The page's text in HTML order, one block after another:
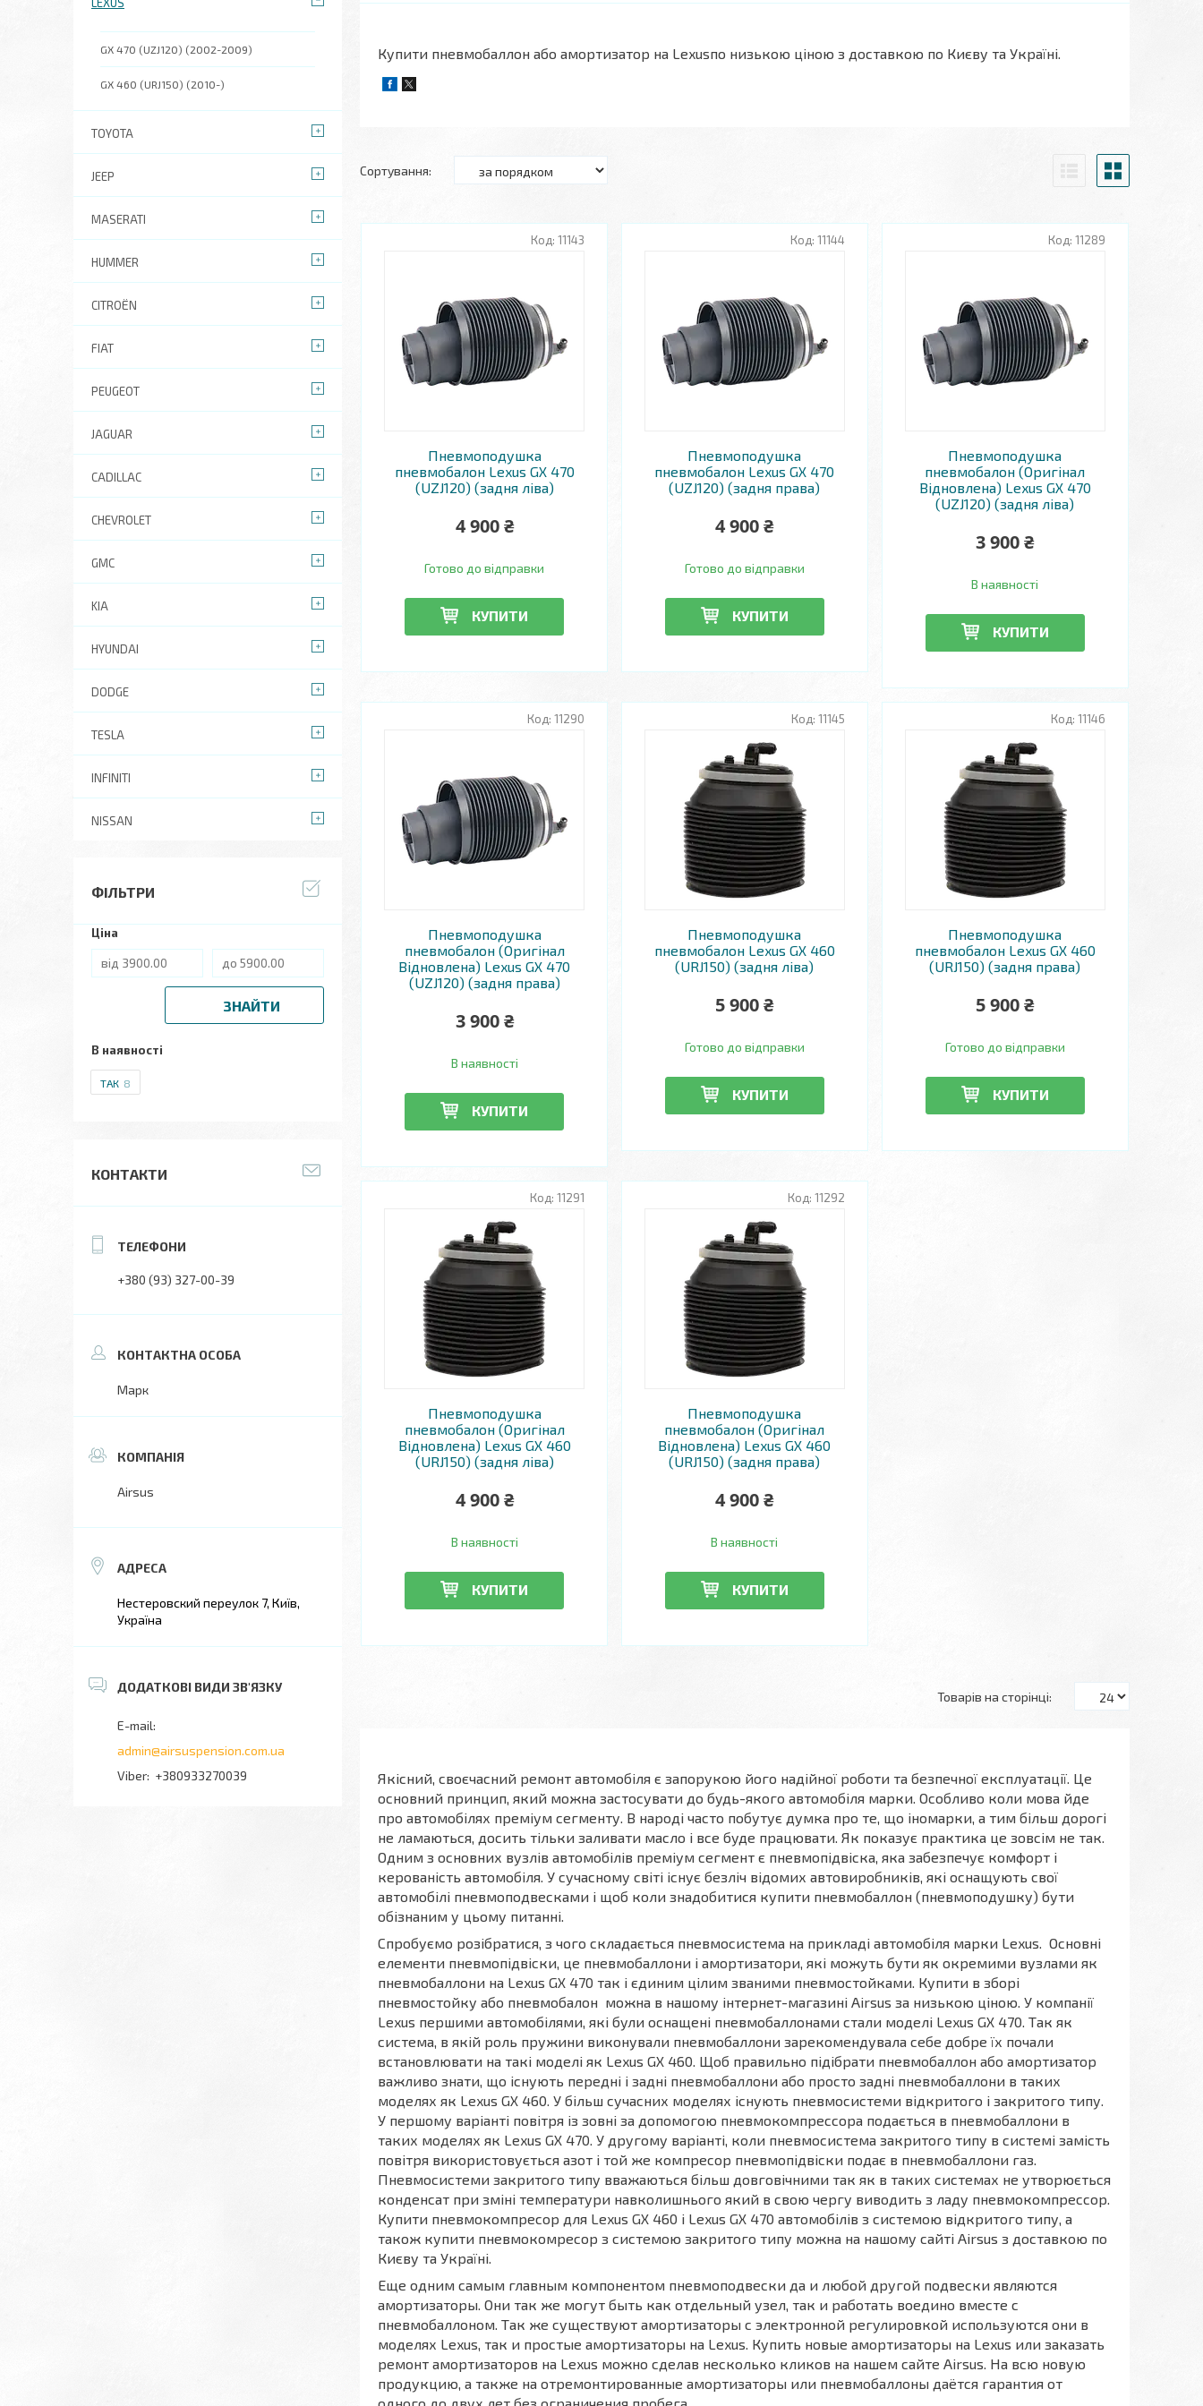
Купити пневмобаллон або амортизатор на Lexusпо низькою ціною з доставкою по Києву та Україні.
11143
Пневмоподушка
пневмобалон Lexus GX 470
(UZJ120) (задня ліва)
4 900 ₴
Готово до відправки
КУПИТИ
11144
Пневмоподушка
пневмобалон Lexus GX 470
(UZJ120) (задня права)
4 900 ₴
Готово до відправки
КУПИТИ
11289
Пневмоподушка
пневмобалон (Оригінал
Відновлена) Lexus GX 470
(UZJ120) (задня ліва)
3 900 ₴
В наявності
КУПИТИ
11290
Пневмоподушка
пневмобалон (Оригінал
Відновлена) Lexus GX 470
(UZJ120) (задня права)
3 900 ₴
В наявності
КУПИТИ
11145
Пневмоподушка
пневмобалон Lexus GX 460
(URJ150) (задня ліва)
5 900 ₴
Готово до відправки
КУПИТИ
11146
Пневмоподушка
пневмобалон Lexus GX 460
(URJ150) (задня права)
5 900 ₴
Готово до відправки
КУПИТИ
11291
Пневмоподушка
пневмобалон (Оригінал
Відновлена) Lexus GX 460
(URJ150) (задня ліва)
4 900 ₴
В наявності
КУПИТИ
11292
Пневмоподушка
пневмобалон (Оригінал
Відновлена) Lexus GX 460
(URJ150) (задня права)
4 900 ₴
В наявності
КУПИТИ
Якісний, своєчасний ремонт автомобіля є запорукою його надійної роботи та безпечної експлуатації. Це
основний принцип, який можна застосувати до будь-якого автомобіля марки. Особливо коли мова йде
про автомобілях преміум сегменту. В народі часто побутує думка про те, що іномарки, а тим більш дорогі
не ламаються, досить тільки заливати масло і все буде працювати. Як показує практика це зовсім не так.
Одним з основних вузлів автомобілів преміум сегмент є пневмопідвіска, яка забезпечує комфорт і
керованість автомобіля. У сучасному світі існує безліч відомих автовиробників, які оснащують свої
автомобілі пневмоподвесками і щоб коли знадобитися купити пневмобаллон (пневмоподушку) бути
обізнаним у цьому питанні.
Спробуємо розібратися, з чого складається пневмосистема на прикладі автомобіля марки Lexus. Основні
елементи пневмопідвіски, це пневмобаллони і амортизатори, які можуть бути як окремими вузлами як
пневмобаллони на Lexus GX 470 так і єдиним цілим званими пневмостойками. Купити в зборі
пневмостойку або пневмобалон можна в нашому інтернет-магазині Airsus за низькою ціною. У компанії
Lexus першими автомобілями, які були оснащені пневмобаллонами стали моделі Lexus GX 470. Так як
система, в якій роль пружини виконували пневмобаллони зарекомендувала себе добре їх почали
встановлювати на такі моделі як Lexus GX 460. Щоб правильно підібрати пневмобаллон або амортизатор
важливо знати, що існують передні і задні пневмобаллони або просто задні пневмобаллони в таких
моделях як Lexus GX 460. У більш сучасних моделях існують пневмосистеми відкритого і закритого типу.
У першому варіанті повітря із зовні за допомогою пневмокомпрессора подається в пневмобаллони в
таких моделях як Lexus GX 470. У другому варіанті, коли пневмосистема закритого типу в системі замість
повітря використовується азот і той же компресор пневмопідвіски подає в пневмобаллони газ.
Пневмосистеми закритого типу вважаються більш довговічними так як в таких системах не утворюється
конденсат при зміні температури навколишнього який в свою чергу виводить з ладу пневмокомпрессор.
Купити пневмокомпресор для Lexus GX 460 і Lexus GX 470 автомобілів з системою відкритого типу, а
також купити пневмокомресор з системою закритого типу можна на нашому сайті Airsus з доставкою по
Києву та Україні.
Еще одним самым главным компонентом пневмоподвески да и любой другой подвески являются
амортизаторы. Они так же могут быть как отдельный узел, так и работать воедино вместе с
пневмобаллоном. Так же существуют амортизаторы с электронной регулировкой используются они в
моделях Lexus, так и простые амортизаторы на Lexus. Купить новые амортизаторы на Lexus или заказать
ремонт амортизаторов на Lexus можно сделав несколько кликов на нашем сайте Airsus. На всю новую
продукцию, а также на отремонтированные амортизаторы или пневмобаллоны даётся гарантия от
GX 470 (UZJ120) (2002-2009)
GX 460 (URJ150) (2010-)
TOYOTA
JEEP
MASERATI
HUMMER
CITROËN
FIAT
PEUGEOT
JAGUAR
CADILLAC
CHEVROLET
GMC
KIA
HYUNDAI
DODGE
TESLA
INFINITI
NISSAN
ФІЛЬТРИ
Ціна
ЗНАЙТИ
В наявності
ТАК 8
КОНТАКТИ
+380 (93) 327-00-39
Марк
Airsus
Нестеровский переулок 7, Київ,
Україна
admin@airsuspension.com.ua
+380933270039